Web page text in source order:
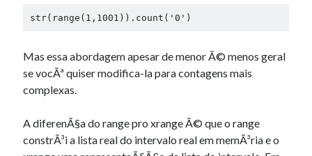
str(range(1,1001)).count('0')
Mas essa abordagem apesar de menor Ã© menos geral
se vocÃª quiser modifica-la para contagens mais
complexas.
A diferenÃ§a do range pro xrange Ã© que o range
constrÃ³i a lista real do intervalo real em memÃ³ria e o